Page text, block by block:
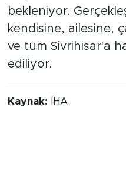
bekleniyor.
kendisine, ailesine,
ve tüm Sivrihisar'a
ediliyor.
Kaynak: İHA